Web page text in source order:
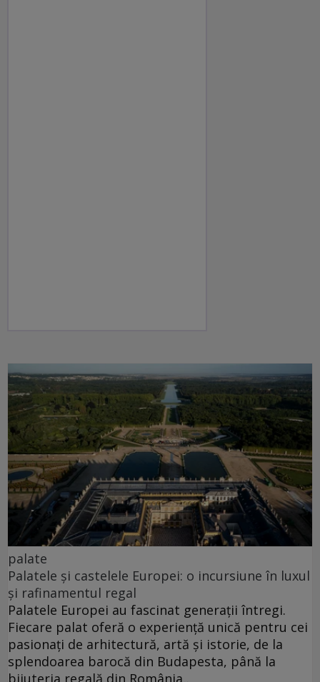
palate
Palatele și castelele Europei: o incursiune în luxul
și rafinamentul regal
Palatele Europei au fascinat generații întregi.
Fiecare palat oferă o experiență unică pentru cei
pasionați de arhitectură, artă și istorie, de la
splendoarea barocă din Budapesta, până la
bijuteria regală din România,.